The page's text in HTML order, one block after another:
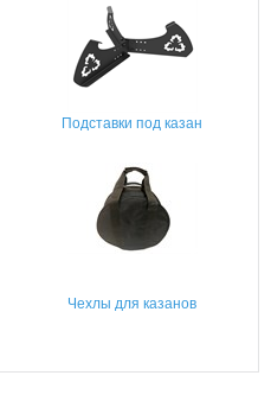
Подставки под казан
Чехлы для казанов